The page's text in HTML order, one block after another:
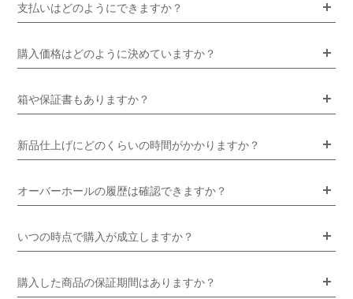
支払いはどのようにできますか？
購入価格はどのように決めていますか？
箱や保証書もありますか？
新品仕上げにどのくらいの時間がかかりますか？
オーバーホールの履歴は確認できますか？
いつの時点で購入が成立しますか？
購入した商品の保証期間はありますか？